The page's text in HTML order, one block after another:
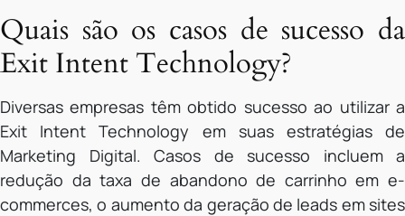
Quais são os casos de sucesso da
Exit Intent Technology?
Diversas empresas têm obtido sucesso ao utilizar a
Exit Intent Technology em suas estratégias de
Marketing Digital. Casos de sucesso incluem a
redução da taxa de abandono de carrinho em e-
commerces, o aumento da geração de leads em sites